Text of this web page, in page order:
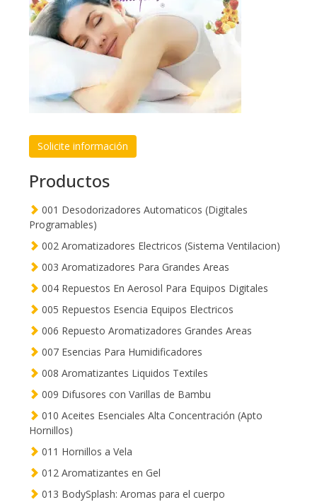
Solicite información
Productos
001 Desodorizadores Automaticos (Digitales
Programables)
002 Aromatizadores Electricos (Sistema Ventilacion)
003 Aromatizadores Para Grandes Areas
004 Repuestos En Aerosol Para Equipos Digitales
005 Repuestos Esencia Equipos Electricos
006 Repuesto Aromatizadores Grandes Areas
007 Esencias Para Humidificadores
008 Aromatizantes Liquidos Textiles
009 Difusores con Varillas de Bambu
010 Aceites Esenciales Alta Concentración (Apto
Hornillos)
011 Hornillos a Vela
012 Aromatizantes en Gel
013 BodySplash: Aromas para el cuerpo